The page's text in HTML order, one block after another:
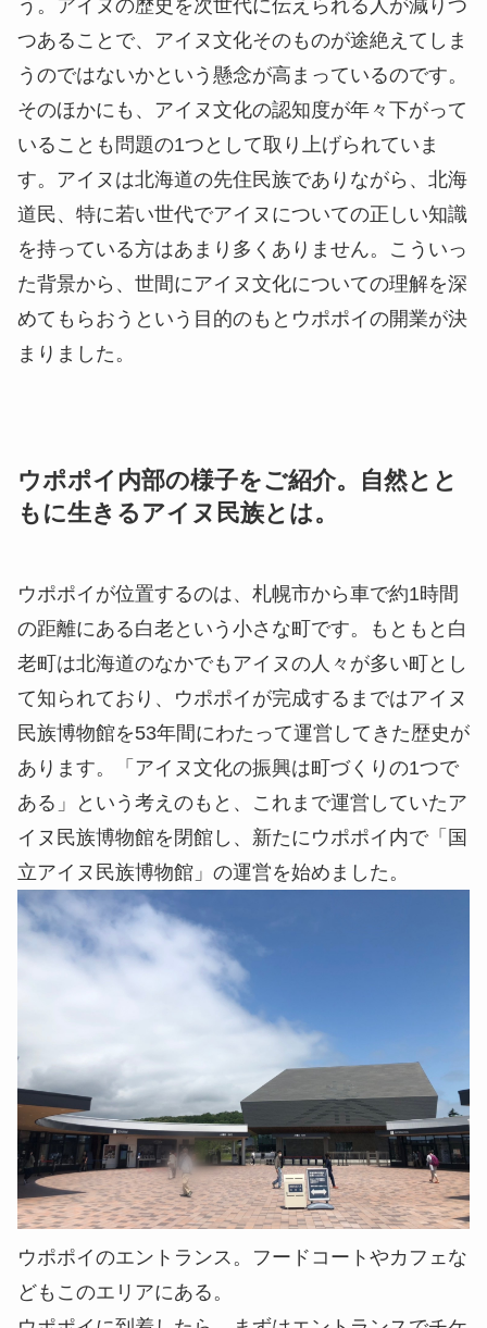
う。アイヌの歴史を次世代に伝えられる人が減りつ
つあることで、アイヌ文化そのものが途絶えてしま
うのではないかという懸念が高まっているのです。
そのほかにも、アイヌ文化の認知度が年々下がって
いることも問題の1つとして取り上げられていま
す。アイヌは北海道の先住民族でありながら、北海
道民、特に若い世代でアイヌについての正しい知識
を持っている方はあまり多くありません。こういっ
た背景から、世間にアイヌ文化についての理解を深
めてもらおうという目的のもとウポポイの開業が決
まりました。
ウポポイ内部の様子をご紹介。自然とと
もに生きるアイヌ民族とは。
ウポポイが位置するのは、札幌市から車で約1時間
の距離にある白老という小さな町です。もともと白
老町は北海道のなかでもアイヌの人々が多い町とし
て知られており、ウポポイが完成するまではアイヌ
民族博物館を53年間にわたって運営してきた歴史が
あります。「アイヌ文化の振興は町づくりの1つで
ある」という考えのもと、これまで運営していたア
イヌ民族博物館を閉館し、新たにウポポイ内で「国
立アイヌ民族博物館」の運営を始めました。
ウポポイのエントランス。フードコートやカフェな
どもこのエリアにある。